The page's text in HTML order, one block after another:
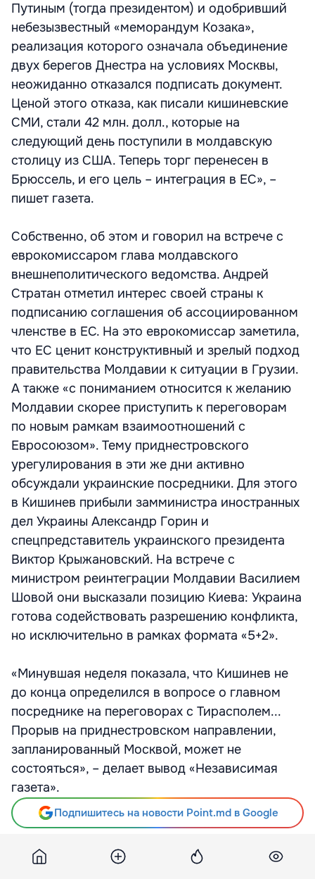
Путиным (тогда президентом) и одобривший
небезызвестный «меморандум Козака»,
реализация которого означала объединение
двух берегов Днестра на условиях Москвы,
неожиданно отказался подписать документ.
Ценой этого отказа, как писали кишиневские
СМИ, стали 42 млн. долл., которые на
следующий день поступили в молдавскую
столицу из США. Теперь торг перенесен в
Брюссель, и его цель – интеграция в ЕС», –
пишет газета.
Собственно, об этом и говорил на встрече с
еврокомиссаром глава молдавского
внешнеполитического ведомства. Андрей
Стратан отметил интерес своей страны к
подписанию соглашения об ассоциированном
членстве в ЕС. На это еврокомиссар заметила,
что ЕС ценит конструктивный и зрелый подход
правительства Молдавии к ситуации в Грузии.
А также «с пониманием относится к желанию
Молдавии скорее приступить к переговорам
по новым рамкам взаимоотношений с
Евросоюзом». Тему приднестровского
урегулирования в эти же дни активно
обсуждали украинские посредники. Для этого
в Кишинев прибыли замминистра иностранных
дел Украины Александр Горин и
спецпредставитель украинского президента
Виктор Крыжановский. На встрече с
министром реинтеграции Молдавии Василием
Шовой они высказали позицию Киева: Украина
готова содействовать разрешению конфликта,
но исключительно в рамках формата «5+2».
«Минувшая неделя показала, что Кишинев не
до конца определился в вопросе о главном
посреднике на переговорах с Тирасполем...
Прорыв на приднестровском направлении,
запланированный Москвой, может не
состояться», – делает вывод «Независимая
газета».
Подпишитесь на новости Point.md в Google
Источник